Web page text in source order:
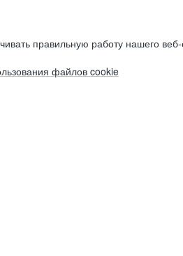
правильную работу нашего веб-
файлов cookie